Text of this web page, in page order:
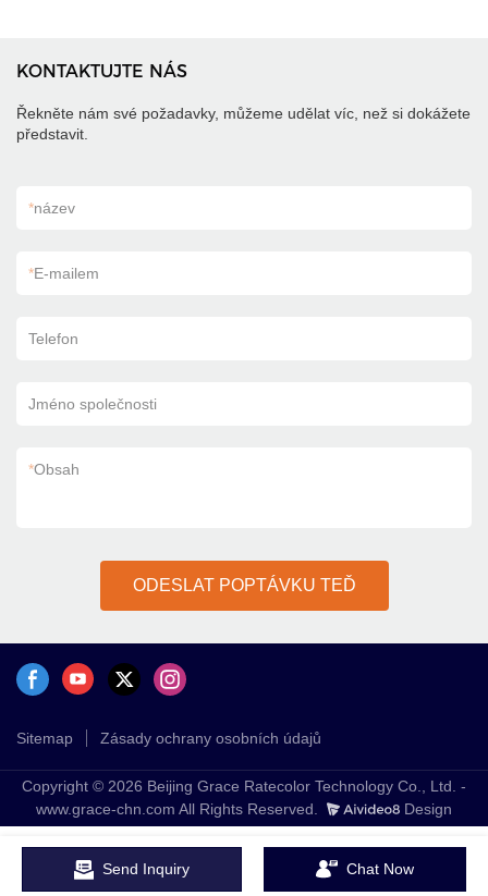
KONTAKTUJTE NÁS
Řekněte nám své požadavky, můžeme udělat víc, než si dokážete
představit.
*název
*E-mailem
Telefon
Jméno společnosti
*Obsah
ODESLAT POPTÁVKU TEĎ
Sitemap Zásady ochrany osobních údajů
Copyright © 2026 Beijing Grace Ratecolor Technology Co., Ltd. -
www.grace-chn.com All Rights Reserved.
Design
Send Inquiry Chat Now